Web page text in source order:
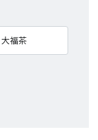
大福茶